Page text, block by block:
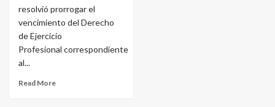
resolvió prorrogar el
vencimiento del Derecho
de Ejercicio
Profesional correspondiente
al...
Read More
6
La Bolsa de Cereales de Bahía
con lluvias y heladas, en gran parte